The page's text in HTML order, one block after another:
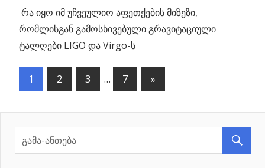
რა იყო იმ უჩვეულიო აფეთქების მიზეზი,
რომლისგან გამოსხივებული გრავიტაციული
ტალღები LIGO და Virgo-ს
პოსტების
ნავიგაცია
1 2 3 … 7
Next
Posts
»